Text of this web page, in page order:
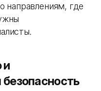
направлениям, где
и